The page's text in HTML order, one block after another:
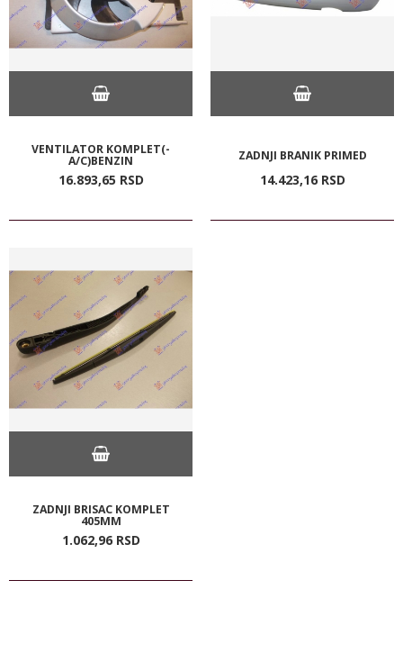
VENTILATOR KOMPLET(-
A/C)BENZIN
16.893,65 RSD
ZADNJI BRANIK PRIMED
14.423,16 RSD
ZADNJI BRISAC KOMPLET
405MM
1.062,96 RSD